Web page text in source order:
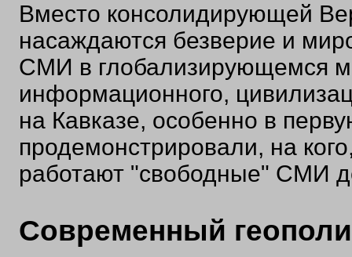
Вместо консолидирующей
насаждаются безверие и
СМИ в глобализирующемся
информационного,
на Кавказе, особенно в
продемонстрировали, на
работают "свободные" СМИ
Современный